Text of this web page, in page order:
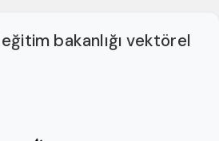
bakanlığı vektörel